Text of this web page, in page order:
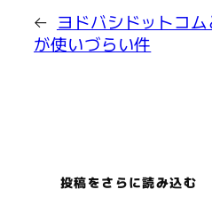
← ヨドバシドットコム
が使いづらい件
投稿をさらに読み込む